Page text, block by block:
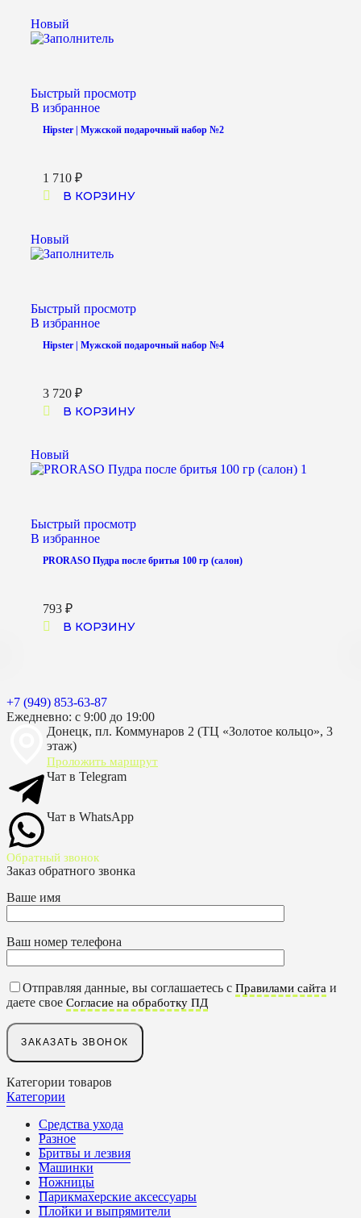
Новый
Быстрый просмотр
В избранное
Hipster | Мужской подарочный набор №2
1 710 ₽
В КОРЗИНУ
Новый
Быстрый просмотр
В избранное
Hipster | Мужской подарочный набор №4
3 720 ₽
В КОРЗИНУ
Новый
Быстрый просмотр
В избранное
PRORASO Пудра после бритья 100 гр (салон)
793 ₽
В КОРЗИНУ
+7 (949) 853-63-87
Ежедневно: с 9:00 до 19:00
Донецк, пл. Коммунаров 2 (ТЦ «Золотое кольцо», 3
этаж)
Проложить маршрут
Чат в Telegram
Чат в WhatsApp
Обратный звонок
Заказ обратного звонка
Ваше имя
Ваш номер телефона
Отправляя данные, вы соглашаетесь с Правилами сайта и
даете свое Согласие на обработку ПД
Категории товаров
Категории
Средства ухода
Разное
Бритвы и лезвия
Машинки
Ножницы
Парикмахерские аксессуары
Плойки и выпрямители